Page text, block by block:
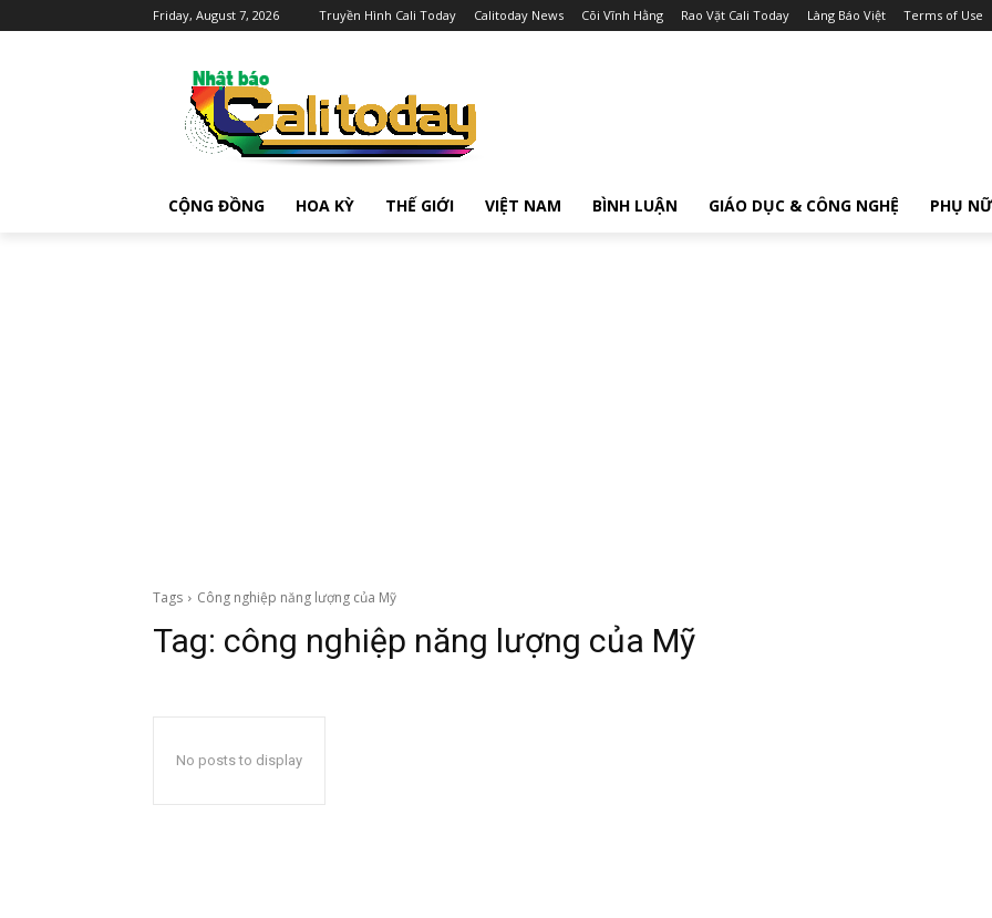
Friday, August 7, 2026 Truyền Hình Cali Today Calitoday News Cõi Vĩnh Hằng Rao Vặt Cali Today Làng Báo Việt Terms of Use
CỘNG ĐỒNG HOA KỲ THẾ GIỚI VIỆT NAM BÌNH LUẬN GIÁO DỤC & CÔNG NGHỆ PHỤ NỮ
Tags Công nghiệp năng lượng của Mỹ
Tag: công nghiệp năng lượng của Mỹ
No posts to display